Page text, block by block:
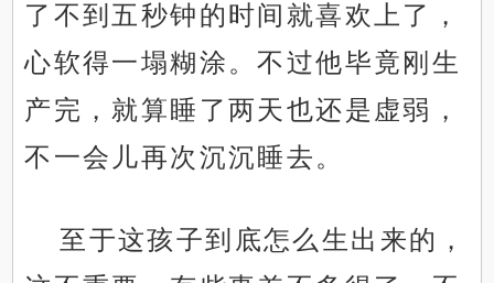
了不到五秒钟的时间就喜欢上了，
心软得一塌糊涂。不过他毕竟刚生
产完，就算睡了两天也还是虚弱，
不一会儿再次沉沉睡去。
至于这孩子到底怎么生出来的，